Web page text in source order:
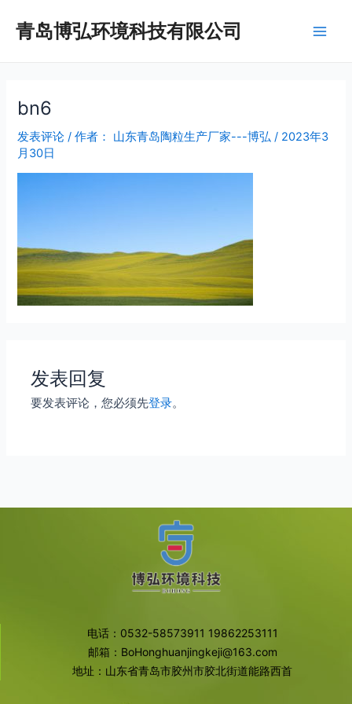
青岛博弘环境科技有限公司
bn6
发表评论 / 作者： 山东青岛陶粒生产厂家---博弘 / 2023年3
月30日
发表回复
要发表评论，您必须先登录。
电话：0532-58573911 19862253111
邮箱：BoHonghuanjingkeji@163.com
地址：山东省青岛市胶州市胶北街道能路西首